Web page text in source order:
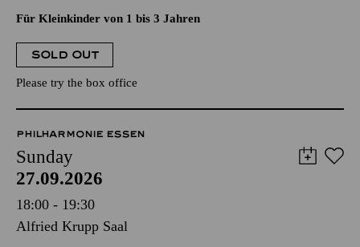
Für Kleinkinder von 1 bis 3 Jahren
SOLD OUT
Please try the box office
PHILHARMONIE ESSEN
Sunday
27.09.2026
18:00 - 19:30
Alfried Krupp Saal